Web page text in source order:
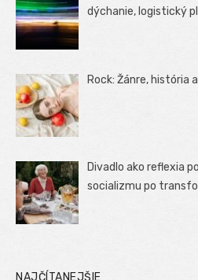
dýchanie, logistický
Rock: Žánre, história
Divadlo ako reflexia
socializmu po